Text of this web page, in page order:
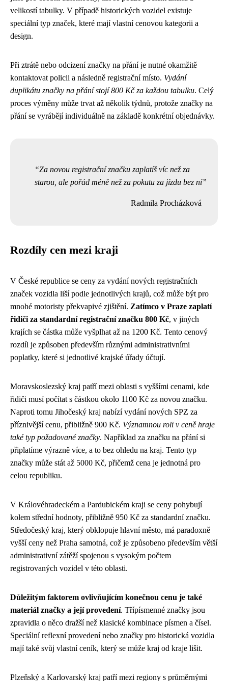
velikostí tabulky. V případě historických vozidel existuje
speciální typ značek, které mají vlastní cenovou kategorii a
design.
Při ztrátě nebo odcizení značky na přání je nutné okamžitě
kontaktovat policii a následně registrační místo. Vydání
duplikátu značky na přání stojí 800 Kč za každou tabulku. Celý
proces výměny může trvat až několik týdnů, protože značky na
přání se vyrábějí individuálně na základě konkrétní objednávky.
Za novou registrační značku zaplatíš víc než za
starou, ale pořád méně než za pokutu za jízdu bez ní
Radmila Procházková
Rozdíly cen mezi kraji
V České republice se ceny za vydání nových registračních
značek vozidla liší podle jednotlivých krajů, což může být pro
mnohé motoristy překvapivé zjištění. Zatímco v Praze zaplatí
řidiči za standardní registrační značku 800 Kč, v jiných
krajích se částka může vyšplhat až na 1200 Kč. Tento cenový
rozdíl je způsoben především různými administrativními
poplatky, které si jednotlivé krajské úřady účtují.
Moravskoslezský kraj patří mezi oblasti s vyššími cenami, kde
řidiči musí počítat s částkou okolo 1100 Kč za novou značku.
Naproti tomu Jihočeský kraj nabízí vydání nových SPZ za
příznivější cenu, přibližně 900 Kč. Významnou roli v ceně hraje
také typ požadované značky. Například za značku na přání si
připlatíme výrazně více, a to bez ohledu na kraj. Tento typ
značky může stát až 5000 Kč, přičemž cena je jednotná pro
celou republiku.
V Královéhradeckém a Pardubickém kraji se ceny pohybují
kolem střední hodnoty, přibližně 950 Kč za standardní značku.
Středočeský kraj, který obklopuje hlavní město, má paradoxně
vyšší ceny než Praha samotná, což je způsobeno především větší
administrativní zátěží spojenou s vysokým počtem
registrovaných vozidel v této oblasti.
Důležitým faktorem ovlivňujícím konečnou cenu je také
materiál značky a její provedení. Třípísmenné značky jsou
zpravidla o něco dražší než klasické kombinace písmen a čísel.
Speciální reflexní provedení nebo značky pro historická vozidla
mají také svůj vlastní ceník, který se může kraj od kraje lišit.
Plzeňský a Karlovarský kraj patří mezi regiony s průměrnými